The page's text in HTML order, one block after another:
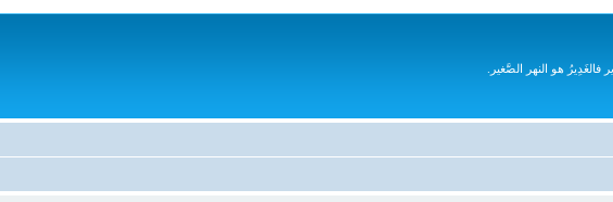
هو النهر الصَّغير.